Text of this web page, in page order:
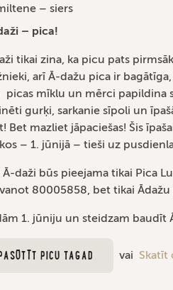
– siers
– pica!
tikai zina, ka picu pats
arī Ā-dažu pica ir
picas mīklu un mērci papildina
gurķi, sarkanie sīpoli un
Bet mazliet jāpaciešas! Šis
– 1. jūnijā – tieši uz
Ā-daži būs pieejama tikai Pica
80005858, bet tikai Ādažu
1. jūniju un steidzam
PICU TAGAD vai Skatīt